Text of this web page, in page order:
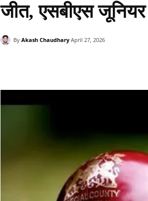
जीत, एसबीएस
By Akash Chaudhary April 27, 2026